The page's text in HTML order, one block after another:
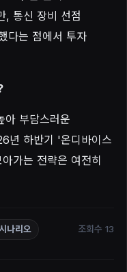
, 통신 장비 선점
다는 점에서 투자
아 부담스러운
년 하반기 '온디바이스
가는 전략은 여전히
나리오 조회수 13